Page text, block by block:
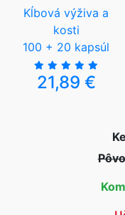
Kĺbová výživa a
kosti
100 + 20 kapsúl
21,89 €